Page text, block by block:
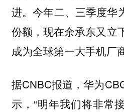
进。今年二、三季度华
份额，现在余承东又立
成为全球第一大手机厂商
据CNBC报道，华为
示，“明年我们将非常